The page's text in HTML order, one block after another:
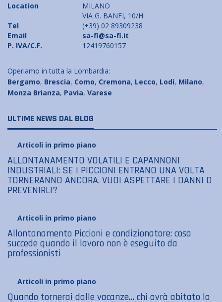
Location
MILANO
VIA G. BANFI, 10/H
Tel
(+39) 02 89309238
Email
sa-fi@sa-fi.it
P. IVA/C.F.
12419760157
Operiamo in tutta la Lombardia:
Bergamo, Brescia, Como, Cremona, Lecco, Lodi, Milano,
Monza Brianza, Pavia, Varese
ULTIME NEWS DAL BLOG
Articoli in primo piano
ALLONTANAMENTO VOLATILI E CAPANNONI
INDUSTRIALI: SE I PICCIONI ENTRANO UNA VOLTA
TORNERANNO ANCORA. VUOI ASPETTARE I DANNI O
PREVENIRLI?
Articoli in primo piano
Allontanamento Piccioni e condizionatore: cosa
succede quando il lavoro non è eseguito da
professionisti
Articoli in primo piano
Quando tornerai dalle vacanze… chi avrà abitato la